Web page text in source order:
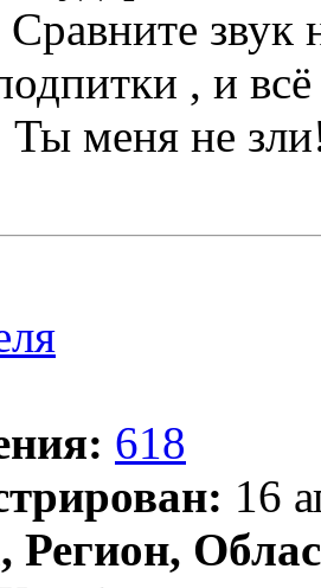
звук
, и
Ты меня не
618
16
Регион,